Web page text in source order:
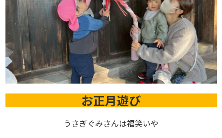
お正月遊び
うさぎぐみさんは福笑いや